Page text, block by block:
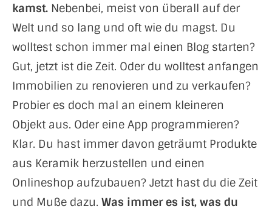
kamst. Nebenbei, meist von überall auf der
Welt und so lang und oft wie du magst. Du
wolltest schon immer mal einen Blog starten?
Gut, jetzt ist die Zeit. Oder du wolltest anfangen
Immobilien zu renovieren und zu verkaufen?
Probier es doch mal an einem kleineren
Objekt aus. Oder eine App programmieren?
Klar. Du hast immer davon geträumt Produkte
aus Keramik herzustellen und einen
Onlineshop aufzubauen? Jetzt hast du die Zeit
und Muße dazu. Was immer es ist, was du